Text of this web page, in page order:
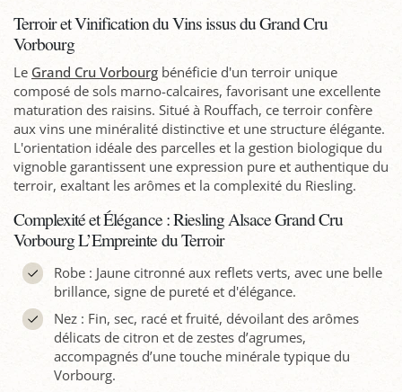
Terroir et Vinification du Vins issus du Grand Cru
Vorbourg
Le Grand Cru Vorbourg bénéficie d'un terroir unique
composé de sols marno-calcaires, favorisant une excellente
maturation des raisins. Situé à Rouffach, ce terroir confère
aux vins une minéralité distinctive et une structure élégante.
L'orientation idéale des parcelles et la gestion biologique du
vignoble garantissent une expression pure et authentique du
terroir, exaltant les arômes et la complexité du Riesling.
Complexité et Élégance : Riesling Alsace Grand Cru
Vorbourg L’Empreinte du Terroir
Robe : Jaune citronné aux reflets verts, avec une belle
brillance, signe de pureté et d'élégance.
Nez : Fin, sec, racé et fruité, dévoilant des arômes
délicats de citron et de zestes d’agrumes,
accompagnés d’une touche minérale typique du
Vorbourg.